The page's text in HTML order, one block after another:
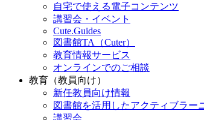
自宅で使える電子コンテンツ
講習会・イベント
Cute.Guides
図書館TA（Cuter）
教育情報サービス
オンラインでのご相談
教育（教員向け）
新任教員向け情報
図書館を活用したアクティブラー
講習会